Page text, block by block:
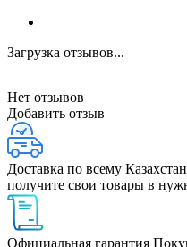
Загрузка отзывов...
Нет отзывов
Добавить отзыв
Доставка по всему
получите свои товары в
Официальная гарантия